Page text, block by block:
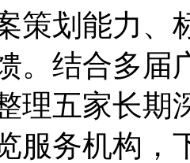
策划能力、
。结合多届
理五家长期
服务机构，